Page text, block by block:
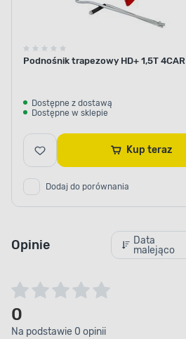
Podnośnik trapezowy HD+ 1,5T 4CAR
Dostępne z dostawą
Dostępne w sklepie
Kup teraz
Dodaj do porównania
Opinie
Data
malejąco
0
Na podstawie 0 opinii